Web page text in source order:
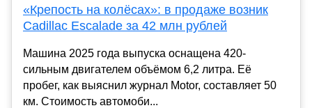
«Крепость на колёсах»: в продаже возник
Cadillac Escalade за 42 млн рублей
Машина 2025 года выпуска оснащена 420-
сильным двигателем объёмом 6,2 литра. Её
пробег, как выяснил журнал Motor, составляет 50
км. Стоимость автомоби...